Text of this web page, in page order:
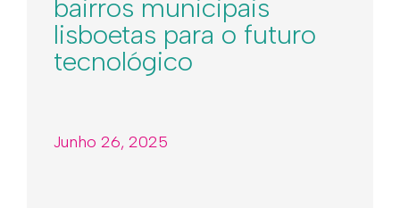
bairros municipais
lisboetas para o futuro
tecnológico
Junho 26, 2025